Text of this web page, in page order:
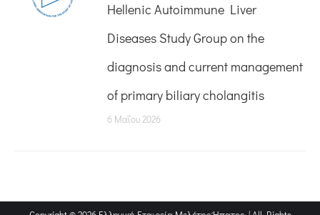
Hellenic Autoimmune Liver
Diseases Study Group on the
diagnosis and current management
of primary biliary cholangitis
6 Μαΐου 2026